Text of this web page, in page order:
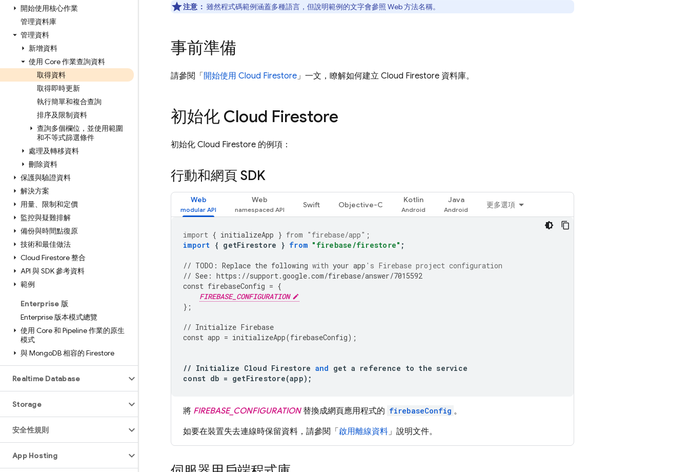
開始使用核心作業
管理資料庫
管理資料
新增資料
使用 Core 作業查詢資料
取得資料
取得即時更新
執行簡單和複合查詢
排序及限制資料
查詢多個欄位，並使用範圍
和不等式篩選條件
處理及轉移資料
刪除資料
保護與驗證資料
解決方案
用量、限制和定價
監控與疑難排解
備份與時間點復原
技術和最佳做法
Cloud Firestore 整合
API 與 SDK 參考資料
範例
Enterprise 版
Enterprise 版本模式總覽
使用 Core 和 Pipeline 作業的原生
模式
與 MongoDB 相容的 Firestore
Realtime Database
Storage
安全性規則
App Hosting
注意： 雖然程式碼範例涵蓋多種語言，但說明範例的文字會參照 Web 方法名稱。
事前準備
請參閱「 開始使用 Cloud Firestore」一文，瞭解如何建立 Cloud Firestore 資料庫。
初始化 Cloud Firestore
初始化 Cloud Firestore 的例項：
行動和網頁 SDK
Web Web
Swift Objective-C
Kotlin Java
更多選項
import { initializeApp } from "firebase/app" ;
import { getFirestore } from "firebase/firestore" ;
// TODO : Replace the following with your app 's Firebase project configuration
// See : https : //support.google.com/firebase/answer/7015592
const firebaseConfig = {
FIREBASE_CONFIGURATION
};
// Initialize Firebase
const app = initializeApp(firebaseConfig);
// Initialize Cloud Firestore and get a reference to the service
const db = getFirestore(app);
將 FIREBASE_CONFIGURATION替換成網頁應用程式的 firebaseConfig 。
如要在裝置失去連線時保留資料，請參閱「 啟用離線資料」說明文件。